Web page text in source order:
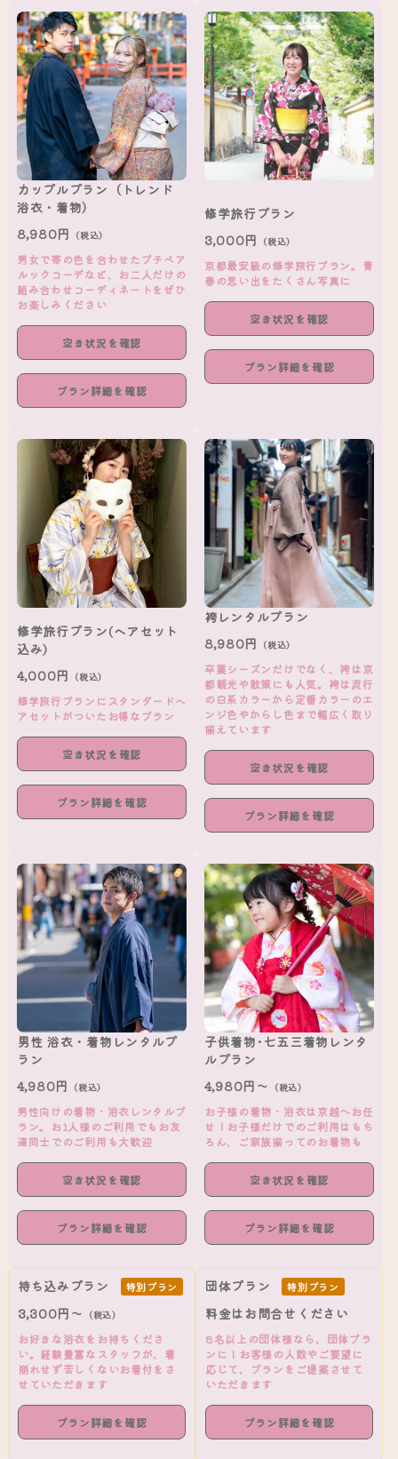
カップルプラン（トレンド
浴衣・着物）
8,980円 （税込）
男女で帯の色を合わせたプチペア
ルックコーデなど、お二人だけの
組み合わせコーディネートをぜひ
お楽しみください
空き状況を確認
プラン詳細を確認
修学旅行プラン
3,000円 （税込）
京都最安級の修学旅行プラン。青
春の思い出をたくさん写真に
空き状況を確認
プラン詳細を確認
修学旅行プラン(ヘアセット
込み)
4,000円 （税込）
修学旅行プランにスタンダードヘ
アセットがついたお得なプラン
空き状況を確認
プラン詳細を確認
袴レンタルプラン
8,980円 （税込）
卒業シーズンだけでなく、袴は京
都観光や散策にも人気。袴は流行
の白系カラーから定番カラーのエ
ンジ色やからし色まで幅広く取り
揃えています
空き状況を確認
プラン詳細を確認
男性 浴衣・着物レンタルプ
ラン
4,980円 （税込）
男性向けの着物・浴衣レンタルプ
ラン。お1人様のご利用でもお友
達同士でのご利用も大歓迎
空き状況を確認
プラン詳細を確認
子供着物･七五三着物レンタ
ルプラン
4,980円～ （税込）
お子様の着物・浴衣は京越へお任
せ！お子様だけでのご利用はもち
ろん、ご家族揃ってのお着物も
空き状況を確認
プラン詳細を確認
持ち込みプラン 特別プラン
3,300円～ （税込）
お好きな浴衣をお持ちくださ
い。経験豊富なスタッフが、着
崩れせず苦しくないお着付をさ
せていただきます
プラン詳細を確認
団体プラン 特別プラン
料金はお問合せください
8名以上の団体様なら、団体プラ
ンに！お客様の人数やご要望に
応じて、プランをご提案させて
いただきます
プラン詳細を確認